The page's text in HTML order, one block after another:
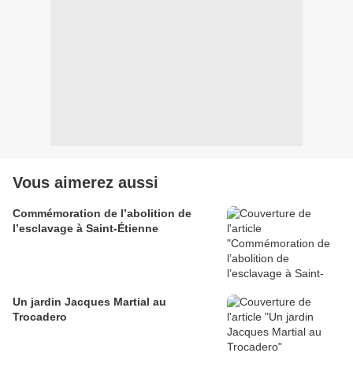
Vous aimerez aussi
Commémoration de l’abolition de
l’esclavage à Saint-Étienne
Un jardin Jacques Martial au
Trocadero